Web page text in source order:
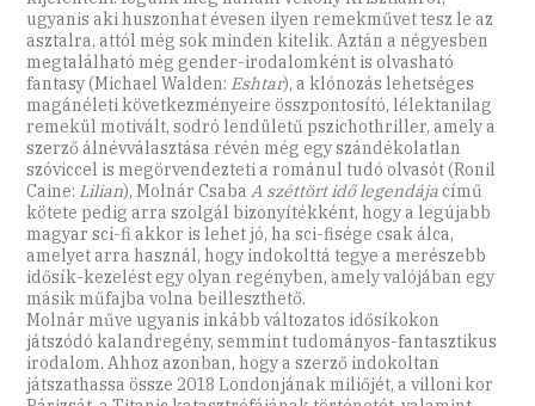
ugyanis aki huszonhat évesen ilyen remekművet tesz le az
asztalra, attól még sok minden kitelik. Aztán a négyesben
megtalálható még gender-irodalomként is olvasható
fantasy (Michael Walden: Eshtar), a klónozás lehetséges
magánéleti következményeire összpontosító, lélektanilag
remekül motivált, sodró lendületű pszichothriller, amely a
szerző álnévválasztása révén még egy szándékolatlan
szóviccel is megörvendezteti a románul tudó olvasót (Ronil
Caine: Lilian), Molnár CsabaA széttört idő legendájacímű
kötete pedig arra szolgál bizonyítékként, hogy a legújabb
magyar sci-fi akkor is lehet jó, ha sci-fisége csak álca,
amelyet arra használ, hogy indokolttá tegye a merészebb
idősík-kezelést egy olyan regényben, amely valójában egy
másik műfajba volna beilleszthető.
Molnár műve ugyanis inkább változatos idősíkokon
játszódó kalandregény, semmint tudományos-fantasztikus
irodalom. Ahhoz azonban, hogy a szerző indokoltan
játszathassa össze 2018 Londonjának miliőjét, a villoni kor